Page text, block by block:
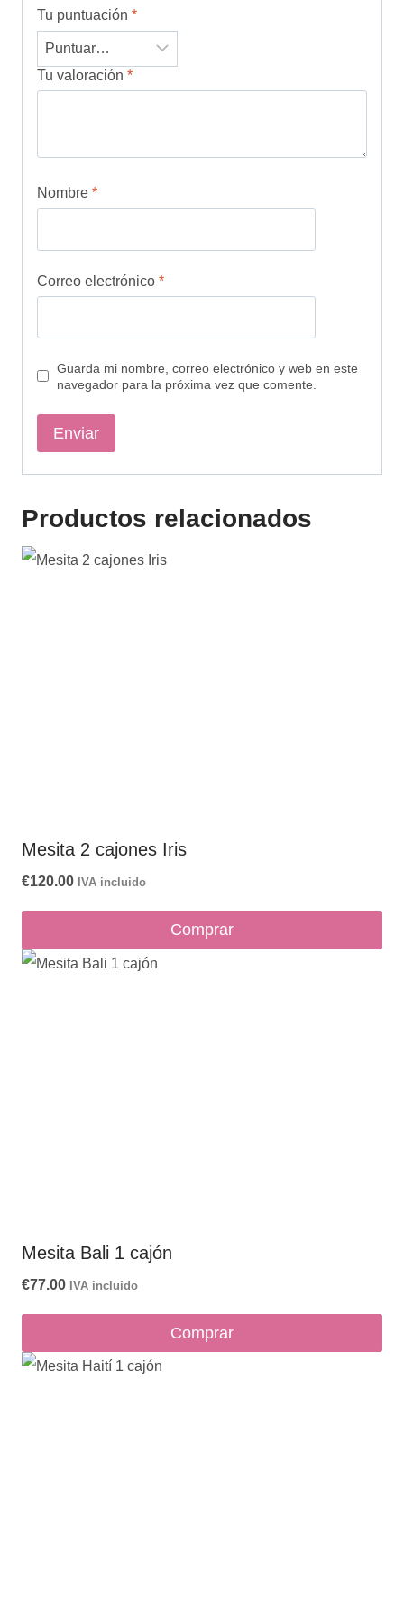
Tu puntuación *
Tu valoración *
Nombre *
Correo electrónico *
Guarda mi nombre, correo electrónico y web en este
navegador para la próxima vez que comente.
Productos relacionados
Mesita 2 cajones Iris
€120.00 IVA incluido
Comprar
Mesita Bali 1 cajón
€77.00 IVA incluido
Comprar